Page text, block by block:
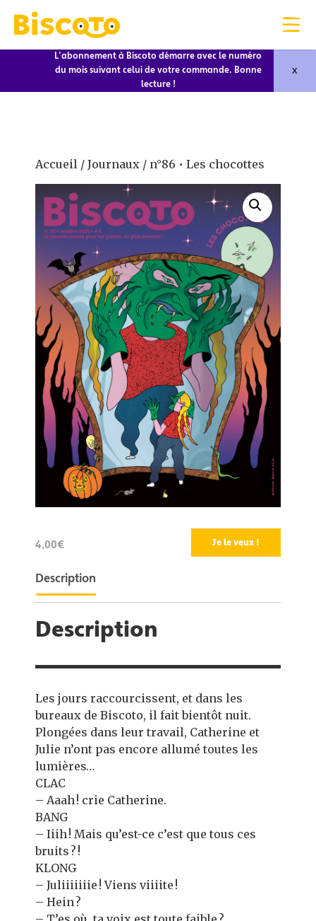
L'abonnement à Biscoto démarre avec le numéro
du mois suivant celui de votre commande. Bonne
lecture !
x
Accueil / Journaux / n°86 • Les chocottes
4,00€ Je le veux !
Description
Description
Les jours raccourcissent, et dans les
bureaux de Biscoto, il fait bientôt nuit.
Plongées dans leur travail, Catherine et
Julie n’ont pas encore allumé toutes les
lumières…
CLAC
– Aaah ! crie Catherine.
BANG
– Iiih ! Mais qu’est-ce c’est que tous ces
bruits ? !
KLONG
– Juliiiiiiie ! Viens viiiite !
– Hein ?